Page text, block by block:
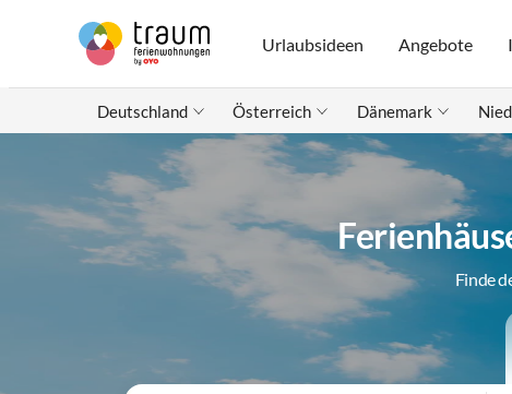
Urlaubsideen Angebote
Deutschland Österreich Dänemark
Finde